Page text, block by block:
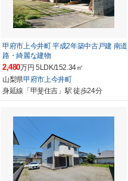
甲府市上今井町 平成2年築中古戸建 南道
路・綺麗な建物
2,480万円 5LDK/152.34㎡
山梨県甲府市上今井町
身延線「甲斐住吉」駅 徒歩24分